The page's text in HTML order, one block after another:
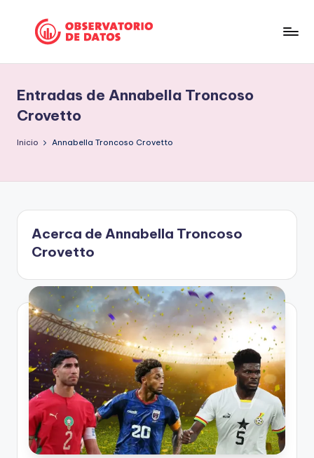
contenido
ri
o
d
d
D
a
t
o
s
y
F
a
free
but
facts
Charles
Entradas de Annabella Troncoso
Crovetto
Inicio Annabella Troncoso Crovetto
Acerca de Annabella Troncoso
Crovetto